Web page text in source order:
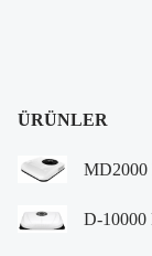
ÜRÜNLER
MD2000
D-10000